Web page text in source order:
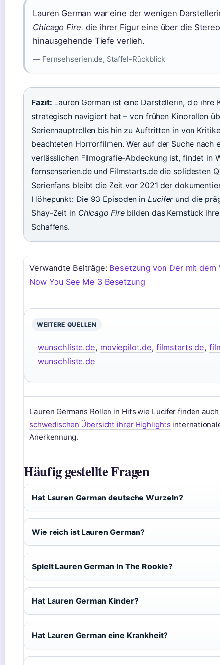
Lauren German war eine der wenigen
Chicago Fire, die ihrer Figur eine über die
hinausgehende Tiefe verlieh.
— Fernsehserien.de, Staffel-Rückblick
Fazit: Lauren German ist eine Darstellerin, die ihre
strategisch navigiert hat – von frühen Kinorollen
Serienhauptrollen bis hin zu Auftritten in von
beachteten Horrorfilmen. Wer auf der Suche nach
verlässlichen Filmografie-Abdeckung ist, findet in
fernsehserien.de und Filmstarts.de die solidesten
Serienfans bleibt die Zeit vor 2021 der
Höhepunkt: Die 93 Episoden in Luciferund die
Shay-Zeit in Chicago Firebilden das Kernstück
Schaffens.
Verwandte Beiträge: Besetzung von Der mit dem
Now You See Me 3 Besetzung
WEITERE QUELLEN
wunschliste.de, moviepilot.de,filmstarts.de,
wunschliste.de
Lauren Germans Rollen in Hits wie Lucifer finden
schwedischen Übersicht ihrer Highlights
Anerkennung.
Häufig gestellte Fragen
Hat Lauren German deutsche Wurzeln?
Wie reich ist Lauren German?
Spielt Lauren German in The Rookie?
Hat Lauren German Kinder?
Hat Lauren German eine Krankheit?